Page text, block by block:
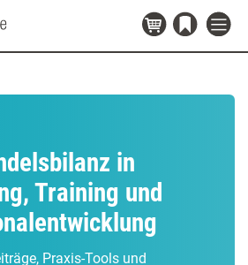
in
Training und
Praxis-Tools und